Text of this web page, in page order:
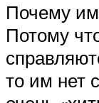
Почему
Потому
то им нет